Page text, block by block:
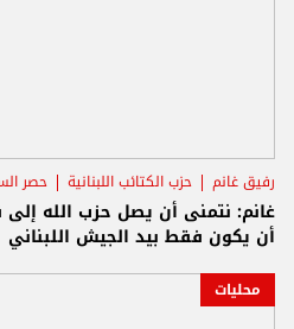
رفيق غانم حزب الكتائب اللبنانية حصر
غانم: نتمنى أن يصل حزب الله إلى
أن يكون فقط بيد الجيش اللبناني
محليات